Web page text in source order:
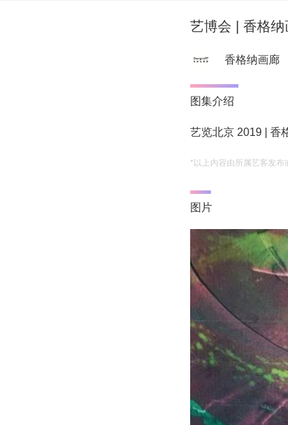
艺博会 | 香格
香格纳画廊
图集介绍
艺览北京 2019 | 香
*以上内容由所属艺客发布
图片